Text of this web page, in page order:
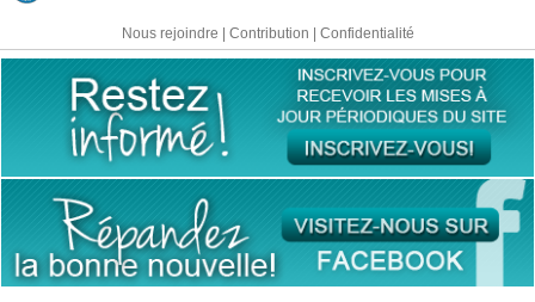
Nous rejoindre Contribution Confidentialité